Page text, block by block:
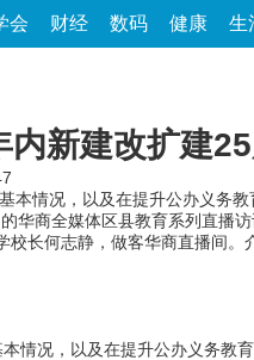
会 财经 数码 健康 生
新建改扩建
情况，以及在提升公办义务教
商全媒体区县教育系列直播
长何志静，做客华商直播间
况，以及在提升公办义务教育